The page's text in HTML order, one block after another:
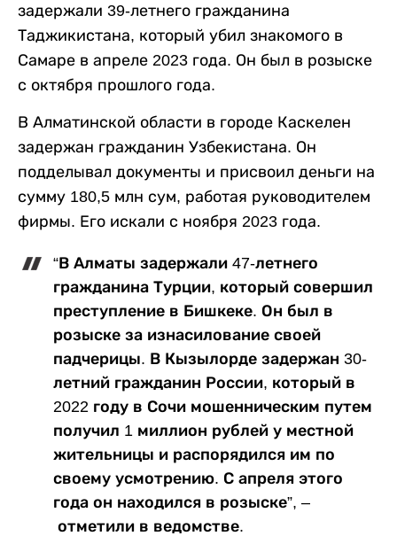
задержали 39-летнего гражданина
Таджикистана, который убил знакомого в
Самаре в апреле 2023 года. Он был в розыске
с октября прошлого года.
В Алматинской области в городе Каскелен
задержан гражданин Узбекистана. Он
подделывал документы и присвоил деньги на
сумму 180,5 млн сум, работая руководителем
фирмы. Его искали с ноября 2023 года.
“В Алматы задержали 47-летнего
гражданина Турции, который совершил
преступление в Бишкеке. Он был в
розыске за изнасилование своей
падчерицы. В Кызылорде задержан 30-
летний гражданин России, который в
2022 году в Сочи мошенническим путем
получил 1 миллион рублей у местной
жительницы и распорядился им по
своему усмотрению. С апреля этого
года он находился в розыске”, –
отметили в ведомстве.